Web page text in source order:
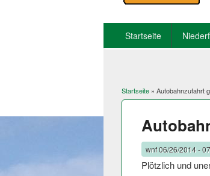
Startseite
Sie sind hier
Startseite » Autobahnzufahrt
wnf06/26/2014 -
Plötzlich und